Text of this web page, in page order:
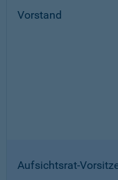
Vorstand
Aufsichtsrat-